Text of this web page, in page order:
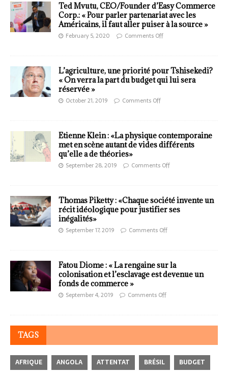
Ted Mvutu, CEO/Founder d’Easy Commerce
Corp.: « Pour parler partenariat avec les
Américains, il faut aller puiser à la source »
February 5, 2020 Comments Off
L’agriculture, une priorité pour Tshisekedi?
« On verra la part du budget qui lui sera
réservée »
October 21, 2019 Comments Off
Etienne Klein : «La physique contemporaine
met en scène autant de vides différents
qu’elle a de théories»
September 28, 2019 Comments Off
Thomas Piketty : «Chaque société invente un
récit idéologique pour justifier ses
inégalités»
September 17, 2019 Comments Off
Fatou Diome : « La rengaine sur la
colonisation et l’esclavage est devenue un
fonds de commerce »
September 4, 2019 Comments Off
TAGS
AFRIQUE ANGOLA ATTENTAT BRÉSIL
BUDGET